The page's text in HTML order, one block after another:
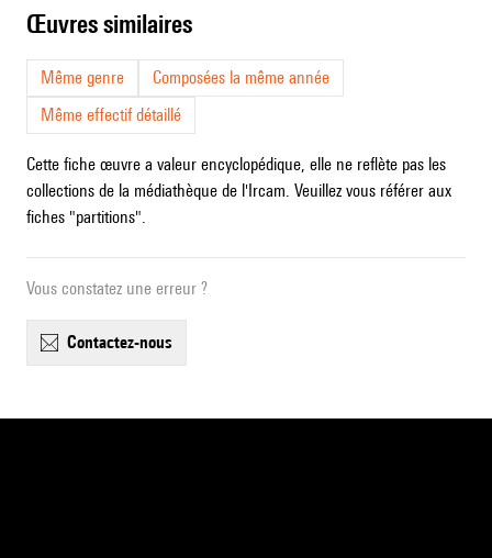
œuvres similaires
Même genre
Composées la même année
Même effectif détaillé
Cette fiche œuvre a valeur encyclopédique, elle ne reflète pas les
collections de la médiathèque de l'Ircam. Veuillez vous référer aux
fiches "partitions".
Vous constatez une erreur ?
contactez-nous